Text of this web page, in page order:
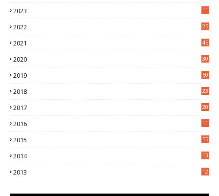
2023
11
2022
25
2021
45
2020
30
2019 60
2018
23
2017
20
2016
11
2015 55
2014
13
2013
12